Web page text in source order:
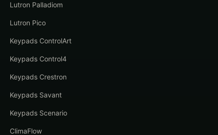
Lutron Palladiom
Lutron Pico
Keypads ControlArt
Keypads Control4
Keypads Crestron
Keypads Savant
Keypads Scenario
ClimaFlow